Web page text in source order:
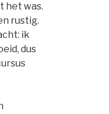
het was.
rustig.
ik
dus